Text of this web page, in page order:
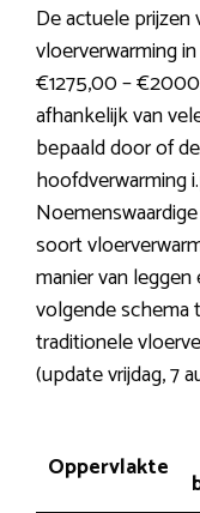
De actuele
vloerverwarming
€1275,00 –
afhankelijk van
bepaald door of
hoofdverwarming
soort
manier van
volgende schema
traditionele
(update vrijdag, 7
Oppervlakte